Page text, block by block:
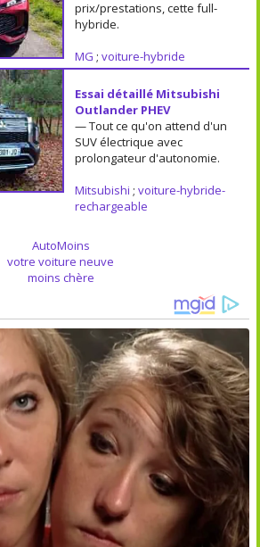
prix/prestations, cette full-
hybride.
MG ; voiture-hybride
Essai détaillé Mitsubishi
Outlander PHEV
— Tout ce qu'on attend d'un
SUV électrique avec
prolongateur d'autonomie.
Mitsubishi ; voiture-hybride-
rechargeable
AutoMoins
votre voiture neuve
moins chère